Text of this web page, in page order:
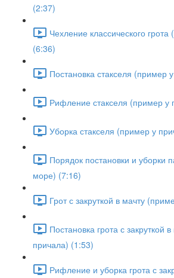
(2:37)
Чехление классического
(6:36)
Постановка стакселя (пример
Рифление стакселя (пример у
Уборка стакселя (пример у
Порядок постановки и уборки
море) (7:16)
Грот с закруткой в мачту
Постановка грота с закруткой
причала) (1:53)
Рифление и уборка грота с